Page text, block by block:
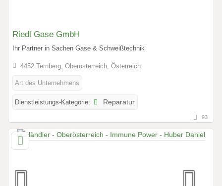
Riedl Gase GmbH
Ihr Partner in Sachen Gase & Schweißtechnik
4452 Ternberg, Oberösterreich, Österreich
Art des Unternehmens
Dienstleistungs-Kategorie: Reparatur
93